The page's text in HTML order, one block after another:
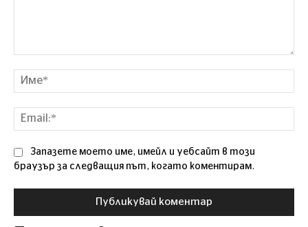
Запазете моето име, имейл и уебсайт в този
браузър за следващия път, когато коментирам.